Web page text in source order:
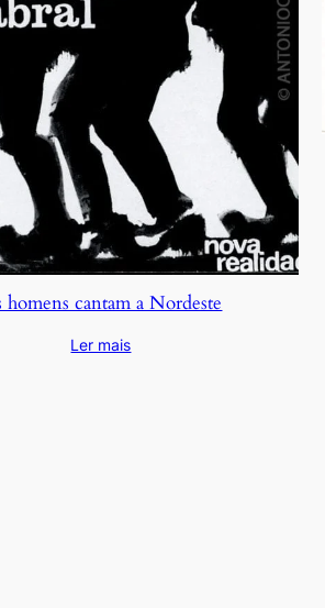
homens cantam a Nordeste
Ler mais